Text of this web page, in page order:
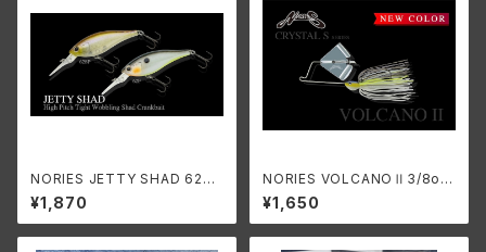
NORIES JETTY SHAD 62F/
ノリーズ ジェティーシャッド62F
¥1,870
NORIES VOLCANOⅡ3/8o
z./ノリーズ ボルケーノⅡ3/8o
z.
¥1,650